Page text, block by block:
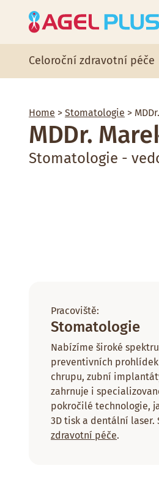
Celoroční zdravotní péče
Home > Stomatologie >
MDDr.
Stomatologie -
Pracoviště:
Stomatologie
Nabízíme široké
preventivních
chrupu, zubní
zahrnuje i
pokročilé technologie,
3D tisk a dentální laser.
zdravotní péče.